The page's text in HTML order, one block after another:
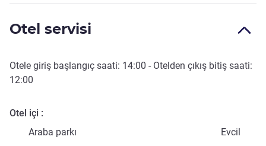
Otel servisi
Otele giriş başlangıç saati: 14:00 - Otelden çıkış bitiş saati:
12:00
Otel içi
Araba parkı
Evcil